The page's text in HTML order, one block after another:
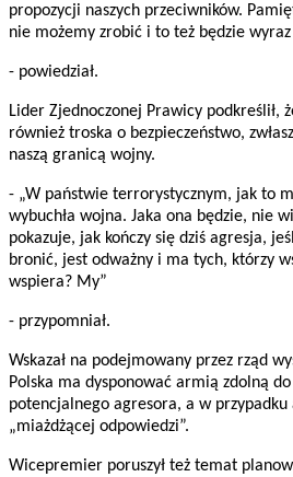
propozycji naszych przeciwników.
nie możemy zrobić i to też będzie
- powiedział.
Lider Zjednoczonej Prawicy podkreślił,
również troska o bezpieczeństwo,
naszą granicą wojny.
- „W państwie terrorystycznym, jak to
wybuchła wojna. Jaka ona będzie, nie
pokazuje, jak kończy się dziś agresja,
bronić, jest odważny i ma tych, którzy
wspiera? My”
- przypomniał.
Wskazał na podejmowany przez rząd
Polska ma dysponować armią zdolną
potencjalnego agresora, a w
„miażdżącej odpowiedzi”.
Wicepremier poruszył też temat